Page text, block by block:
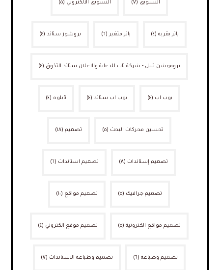
التسويق (٧) التسويق الالكتروني (٥)
بانر بقربه (٤) بانر متغير (٦) بروشور ستاند (٤)
بروموشن تيبل - شركة ناب للدعاية والاعلان ستاند التذوق (٤)
بوب اب (٤) بوب اب ستاند (٤) تابلوه (٤)
تحسين محركات البحث (٥) تصميم (١٨)
تصميم إستاندات (٨) تصميم استاندات (٦)
تصميم جرافيك (٥) تصميم مواقع (١٠)
تصميم مواقع الكترونية (٥) تصميم موقع الكتروني (٤)
تصميم وطباعة (٦) تصميم وطباعة الاستاندات (٧)